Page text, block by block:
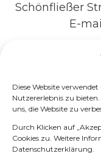
Diese Website
Nutzererlebnis zu
uns, die Website zu
Durch Klicken auf
Cookies zu. Weitere
Datenschutzerklärung.
Schönfließer
E-
© 2026 Kwitne